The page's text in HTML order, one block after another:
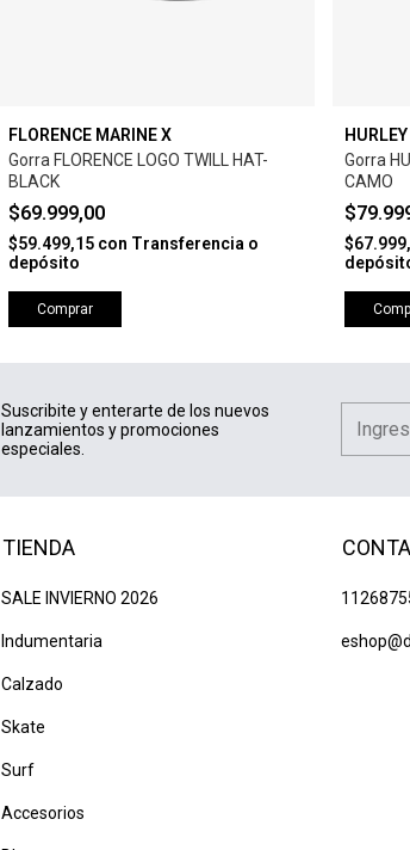
FLORENCE MARINE X
Gorra FLORENCE LOGO TWILL HAT-
BLACK
$69.999,00
$59.499,15 con Transferencia o
depósito
Comprar
HURLEY
Gorra
CAMO
Suscribite y enterarte de los nuevos
lanzamientos y promociones
especiales.
TIENDA
SALE INVIERNO 2026
Indumentaria
Calzado
Skate
Surf
Accesorios